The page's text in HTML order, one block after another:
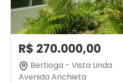
R$ 270.000,00
Bertioga - Vista Linda
Avenida Anchieta